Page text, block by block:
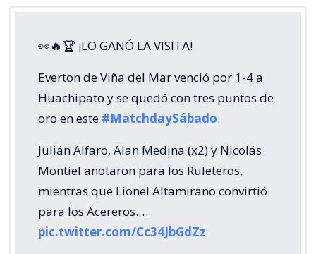
👀🔥🏆 ¡LO GANÓ LA VISITA!
Everton de Viña del Mar venció por 1-4 a
Huachipato y se quedó con tres puntos de
oro en este #MatchdaySábado.
Julián Alfaro, Alan Medina (x2) y Nicolás
Montiel anotaron para los Ruleteros,
mientras que Lionel Altamirano convirtió
para los Acereros.…
pic.twitter.com/Cc34JbGdZz